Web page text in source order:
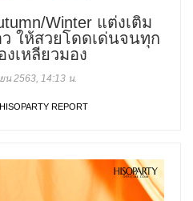
Winter แต่งเติม
ให้สวยโดดเด่นจนทุก
งเหลียวมอง
2563, 14:13 น.
HISOPARTY REPORT